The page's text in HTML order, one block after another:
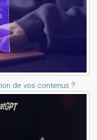
de vos contenus ?